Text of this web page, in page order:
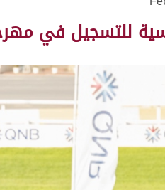
للتسجيل في